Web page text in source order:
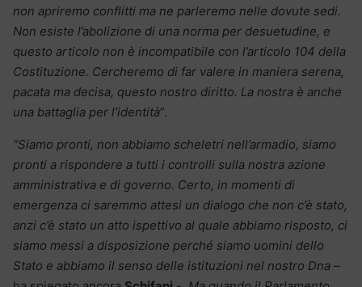
non apriremo conflitti ma ne parleremo nelle dovute sedi.
Non esiste l’abolizione di una norma per desuetudine, e
questo articolo non è incompatibile con l’articolo 104 della
Costituzione. Cercheremo di far valere in maniera serena,
pacata ma decisa, questo nostro diritto. La nostra è anche
una battaglia per l’identità”.
”Siamo pronti, non abbiamo scheletri nell’armadio, siamo
pronti a rispondere a tutti i controlli sulla nostra azione
amministrativa e di governo. Certo, in momenti di
emergenza ci saremmo attesi un dialogo che non c’è stato,
anzi c’è stato un atto ispettivo al quale abbiamo risposto, ci
siamo messi a disposizione perché siamo uomini dello
Stato e abbiamo il senso delle istituzioni nel nostro Dna –